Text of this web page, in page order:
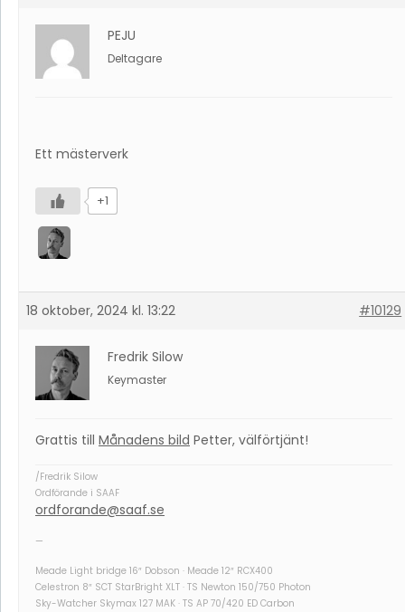
PEJU
Deltagare
Ett mästerverk
+1
18 oktober, 2024 kl. 13:22 #10129
Fredrik Silow
Keymaster
Grattis till Månadens bild Petter, välförtjänt!
/Fredrik Silow
Ordförande i SAAF
ordforande@saaf.se
—
Meade Light bridge 16″ Dobson · Meade 12″ RCX400
Celestron 8″ SCT StarBright XLT · TS Newton 150/750 Photon
Sky-Watcher Skymax 127 MAK · TS AP 70/420 ED Carbon